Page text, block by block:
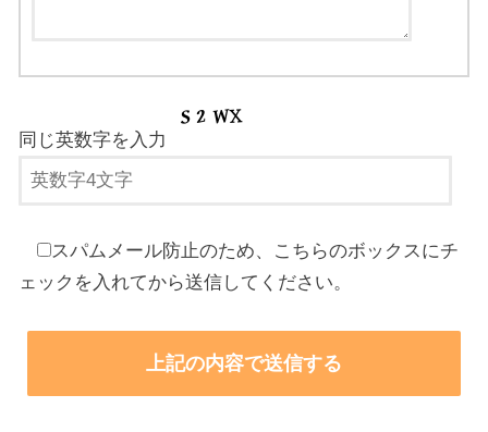
同じ英数字を入力
スパムメール防止のため、こちらのボックスにチ
ェックを入れてから送信してください。